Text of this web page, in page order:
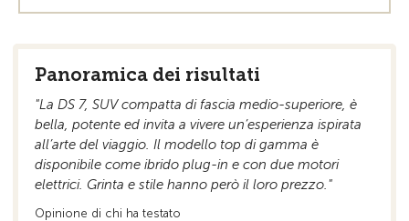
Panoramica dei risultati
"La DS 7, SUV compatta di fascia medio-superiore, è
bella, potente ed invita a vivere un’esperienza ispirata
all’arte del viaggio. Il modello top di gamma è
disponibile come ibrido plug-in e con due motori
elettrici. Grinta e stile hanno però il loro prezzo."
Opinione di chi ha testato